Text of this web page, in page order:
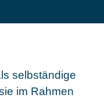
selbständige
im Rahmen